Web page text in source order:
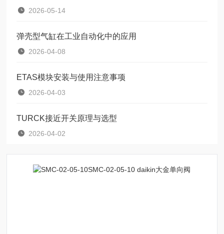
2026-05-14
弹壳型气缸在工业自动化中的应用
2026-04-08
ETAS模块安装与使用注意事项
2026-04-03
TURCK接近开关原理与选型
2026-04-02